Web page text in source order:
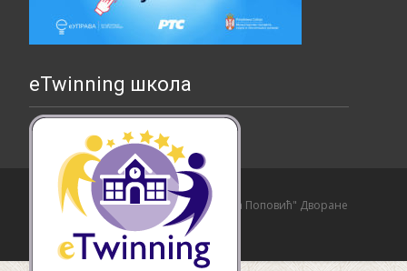
eTwinning школа
Copyright © Основна школа "Страхиња Поповић" Дворане
Izrada sajta i hosting:
Hosting-Srbija